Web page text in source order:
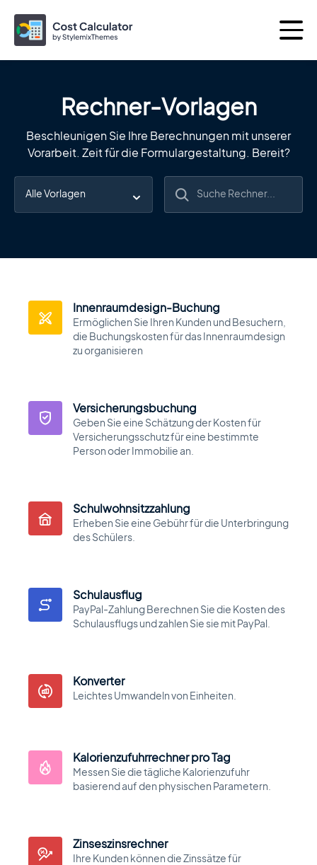
Weitere Produkte von
Motors
Automobilhandels- und Kleinanzeige-
Theme
Create a ready-to-use website fast
System
Rechner-Vorlagen
Beschleunigen Sie Ihre Berechnungen mit unserer
Vorarbeit. Zeit für die Formulargestaltung. Bereit?
Innenraumdesign-Buchung
Ermöglichen Sie Ihren Kunden und Besuchern,
die Buchungskosten für das Innenraumdesign
zu organisieren
Versicherungsbuchung
Geben Sie eine Schätzung der Kosten für
Versicherungsschutz für eine bestimmte
Person oder Immobilie an.
Schulwohnsitzzahlung
Erheben Sie eine Gebühr für die Unterbringung
des Schülers.
Schulausflug
PayPal-Zahlung Berechnen Sie die Kosten des
Schulausflugs und zahlen Sie sie mit PayPal.
Konverter
Leichtes Umwandeln von Einheiten.
Kalorienzufuhrrechner pro Tag
Messen Sie die tägliche Kalorienzufuhr
basierend auf den physischen Parametern.
Zinseszinsrechner
Ihre Kunden können die Zinssätze für